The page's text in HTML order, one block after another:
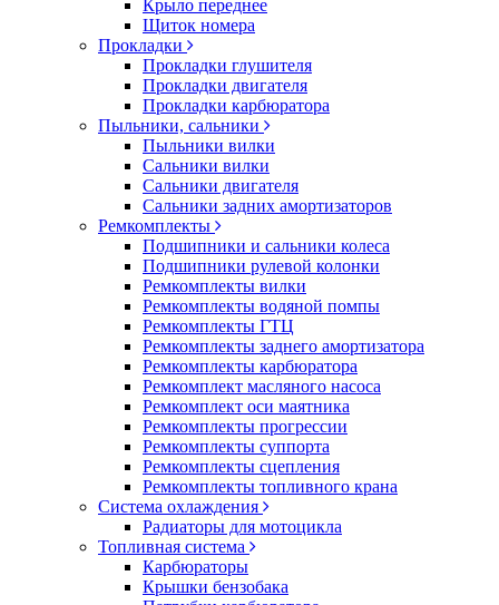
Крыло переднее
Щиток номера
Прокладки
Прокладки глушителя
Прокладки двигателя
Прокладки карбюратора
Пыльники, сальники
Пыльники вилки
Сальники вилки
Сальники двигателя
Сальники задних амортизаторов
Ремкомплекты
Подшипники и сальники колеса
Подшипники рулевой колонки
Ремкомплекты вилки
Ремкомплекты водяной помпы
Ремкомплекты ГТЦ
Ремкомплекты заднего амортизатора
Ремкомплекты карбюратора
Ремкомплект масляного насоса
Ремкомплект оси маятника
Ремкомплекты прогрессии
Ремкомплекты суппорта
Ремкомплекты сцепления
Ремкомплекты топливного крана
Система охлаждения
Радиаторы для мотоцикла
Топливная система
Карбюраторы
Крышки бензобака